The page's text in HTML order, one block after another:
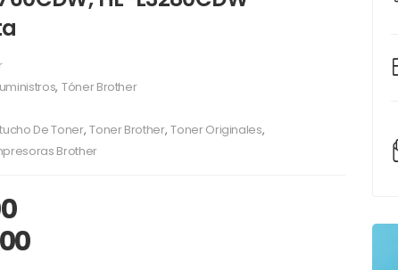
, Tóner Brother
De Toner, Toner Brother, Toner Originales,
Brother